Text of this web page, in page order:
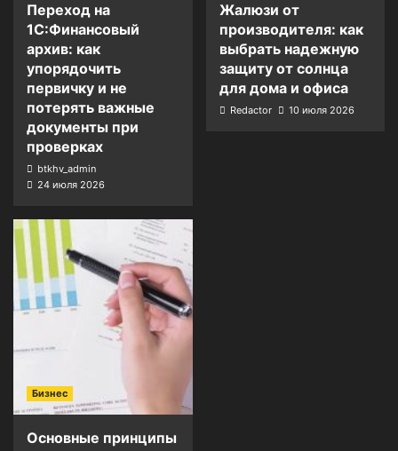
Переход на
1С:Финансовый
архив: как
упорядочить
первичку и не
потерять важные
документы при
проверках
btkhv_admin
24 июля 2026
Жалюзи от
производителя: как
выбрать надежную
защиту от солнца
для дома и офиса
Redactor 10 июля 2026
Бизнес
Основные принципы